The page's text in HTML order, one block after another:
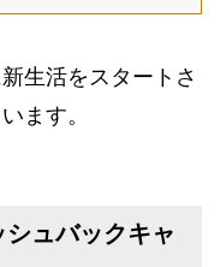
生活をスタートさ
ます。
ュバックキャ